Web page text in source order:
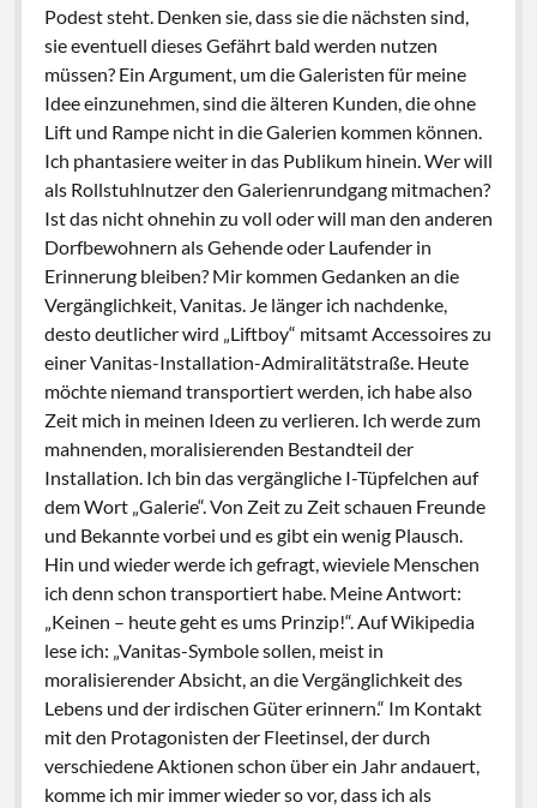
Podest steht. Denken sie, dass sie die nächsten sind,
sie eventuell dieses Gefährt bald werden nutzen
müssen? Ein Argument, um die Galeristen für meine
Idee einzunehmen, sind die älteren Kunden, die ohne
Lift und Rampe nicht in die Galerien kommen können.
Ich phantasiere weiter in das Publikum hinein. Wer will
als Rollstuhlnutzer den Galerienrundgang mitmachen?
Ist das nicht ohnehin zu voll oder will man den anderen
Dorfbewohnern als Gehende oder Laufender in
Erinnerung bleiben? Mir kommen Gedanken an die
Vergänglichkeit, Vanitas. Je länger ich nachdenke,
desto deutlicher wird „Liftboy“ mitsamt Accessoires zu
einer Vanitas-Installation-Admiralitätstraße. Heute
möchte niemand transportiert werden, ich habe also
Zeit mich in meinen Ideen zu verlieren. Ich werde zum
mahnenden, moralisierenden Bestandteil der
Installation. Ich bin das vergängliche I-Tüpfelchen auf
dem Wort „Galerie“. Von Zeit zu Zeit schauen Freunde
und Bekannte vorbei und es gibt ein wenig Plausch.
Hin und wieder werde ich gefragt, wieviele Menschen
ich denn schon transportiert habe. Meine Antwort:
„Keinen – heute geht es ums Prinzip!“. Auf Wikipedia
lese ich: „Vanitas-Symbole sollen, meist in
moralisierender Absicht, an die Vergänglichkeit des
Lebens und der irdischen Güter erinnern.“ Im Kontakt
mit den Protagonisten der Fleetinsel, der durch
verschiedene Aktionen schon über ein Jahr andauert,
komme ich mir immer wieder so vor, dass ich als